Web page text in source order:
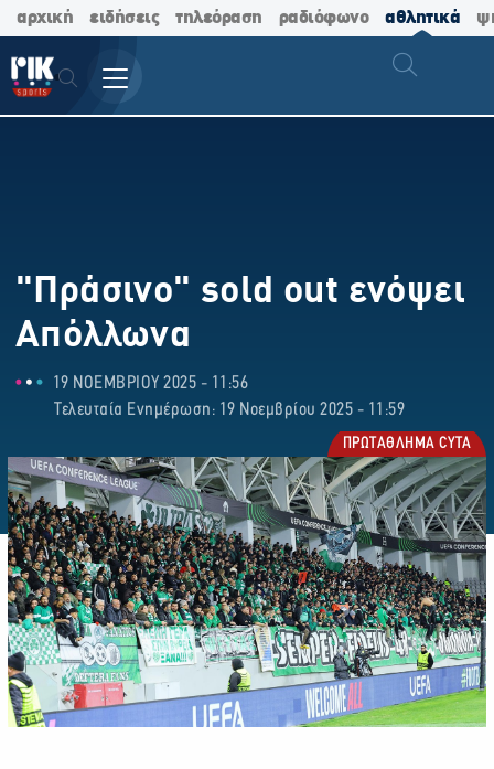
αρχική ειδήσεις τηλεόραση ραδιόφωνο αθλητικά
"Πράσινο" sold out ενόψει
Απόλλωνα
19 ΝΟΕΜΒΡΙΟΥ 2025 - 11:56
Τελευταία Ενημέρωση: 19 Νοεμβρίου 2025 - 11:59
ΠΡΩΤΑΘΛΗΜΑ CYTA